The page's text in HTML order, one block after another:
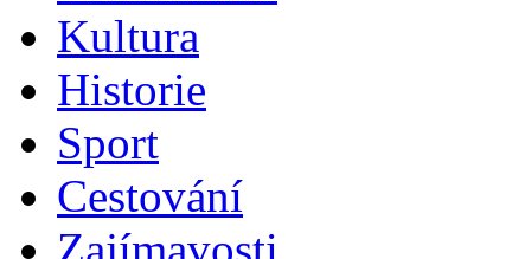
Kultura
Historie
Sport
Cestování